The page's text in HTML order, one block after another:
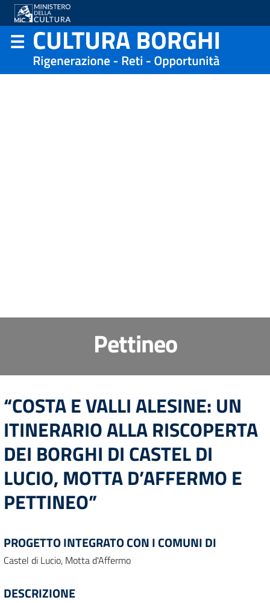
Pettineo
“COSTA E VALLI ALESINE: UN
ITINERARIO ALLA RISCOPERTA
DEI BORGHI DI CASTEL DI
LUCIO, MOTTA D’AFFERMO E
PETTINEO”
PROGETTO INTEGRATO CON I COMUNI DI
Castel di Lucio, Motta d'Affermo
DESCRIZIONE